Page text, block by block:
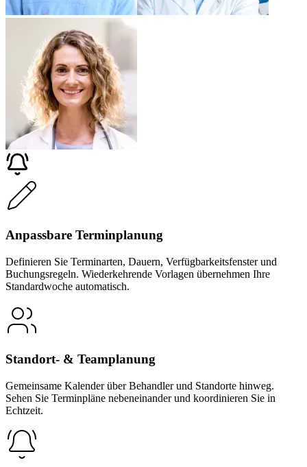
Anpassbare Terminplanung
Definieren Sie Terminarten, Dauern, Verfügbarkeitsfenster und
Buchungsregeln. Wiederkehrende Vorlagen übernehmen Ihre
Standardwoche automatisch.
Standort- & Teamplanung
Gemeinsame Kalender über Behandler und Standorte hinweg.
Sehen Sie Terminpläne nebeneinander und koordinieren Sie in
Echtzeit.